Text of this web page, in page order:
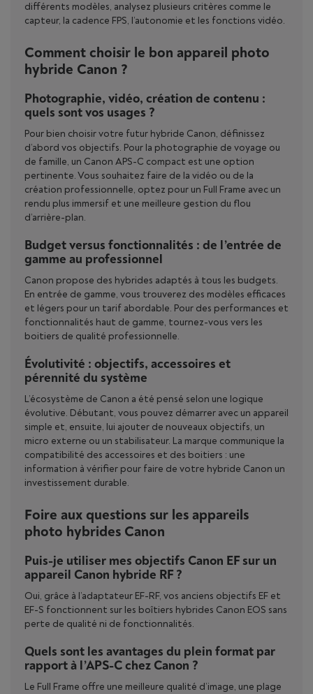
différents modèles, analysez plusieurs critères comme le
capteur, la cadence FPS, l’autonomie et les fonctions vidéo.
Comment choisir le bon appareil photo
hybride Canon ?
Photographie, vidéo, création de contenu :
quels sont vos usages ?
Pour bien choisir votre futur hybride Canon, définissez
d’abord vos objectifs. Pour la photographie de voyage ou
de famille, un Canon APS-C compact est une option
pertinente. Vous souhaitez faire de la vidéo ou de la
création professionnelle, optez pour un Full Frame avec un
rendu plus immersif et une meilleure gestion du flou
d’arrière-plan.
Budget versus fonctionnalités : de l’entrée de
gamme au professionnel
Canon propose des hybrides adaptés à tous les budgets.
En entrée de gamme, vous trouverez des modèles efficaces
et légers pour un tarif abordable. Pour des performances et
fonctionnalités haut de gamme, tournez-vous vers les
boitiers de qualité professionnelle.
Évolutivité : objectifs, accessoires et
pérennité du système
L’écosystème de Canon a été pensé selon une logique
évolutive. Débutant, vous pouvez démarrer avec un appareil
simple et, ensuite, lui ajouter de nouveaux objectifs, un
micro externe ou un stabilisateur. La marque communique la
compatibilité des accessoires et des boitiers : une
information à vérifier pour faire de votre hybride Canon un
investissement durable.
Foire aux questions sur les appareils
photo hybrides Canon
Puis-je utiliser mes objectifs Canon EF sur un
appareil Canon hybride RF ?
Oui, grâce à l’adaptateur EF-RF, vos anciens objectifs EF et
EF-S fonctionnent sur les boîtiers hybrides Canon EOS sans
perte de qualité ni de fonctionnalités.
Quels sont les avantages du plein format par
rapport à l’APS-C chez Canon ?
Le Full Frame offre une meilleure qualité d’image, une plage